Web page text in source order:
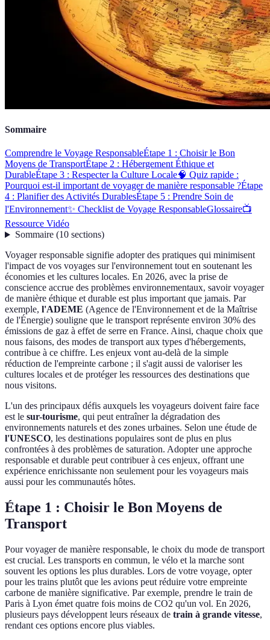
Sommaire
Comprendre le Voyage ResponsableÉtape 1 : Choisir le Bon
Moyens de TransportÉtape 2 : Hébergement Éthique et
DurableÉtape 3 : Respecter la Culture Locale🧠 Quiz rapide :
Pourquoi est-il important de voyager de manière responsable ?Étape
4 : Planifier des Activités DurablesÉtape 5 : Prendre Soin de
l'Environnement✨ Checklist de Voyage ResponsableGlossaire📺
Ressource Vidéo
Sommaire(10 sections)
Voyager responsable signifie adopter des pratiques qui minimisent
l'impact de vos voyages sur l'environnement tout en soutenant les
économies et les cultures locales. En 2026, avec la prise de
conscience accrue des problèmes environnementaux, savoir voyager
de manière éthique et durable est plus important que jamais. Par
exemple, l'ADEME (Agence de l'Environnement et de la Maîtrise
de l'Énergie) souligne que le transport représente environ 30% des
émissions de gaz à effet de serre en France. Ainsi, chaque choix que
nous faisons, des modes de transport aux types d'hébergements,
contribue à ce chiffre. Les enjeux vont au-delà de la simple
réduction de l'empreinte carbone ; il s'agit aussi de valoriser les
cultures locales et de protéger les ressources des destinations que
nous visitons.
L'un des principaux défis auxquels les voyageurs doivent faire face
est le sur-tourisme, qui peut entraîner la dégradation des
environnements naturels et des zones urbaines. Selon une étude de
l'UNESCO, les destinations populaires sont de plus en plus
confrontées à des problèmes de saturation. Adopter une approche
responsable et durable peut contribuer à ces enjeux, offrant une
expérience enrichissante non seulement pour les voyageurs mais
aussi pour les communautés hôtes.
Étape 1 : Choisir le Bon Moyens de
Transport
Pour voyager de manière responsable, le choix du mode de transport
est crucial. Les transports en commun, le vélo et la marche sont
souvent les options les plus durables. Lors de votre voyage, opter
pour les trains plutôt que les avions peut réduire votre empreinte
carbone de manière significative. Par exemple, prendre le train de
Paris à Lyon émet quatre fois moins de CO2 qu'un vol. En 2026,
plusieurs pays développent leurs réseaux de train à grande vitesse,
rendant ces options encore plus viables.